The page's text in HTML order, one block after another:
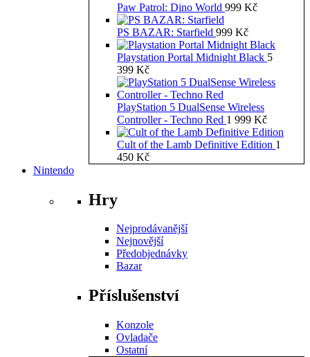
Paw Patrol: Dino World 999 Kč
PS BAZAR: Starfield 999 Kč
Playstation Portal Midnight Black 5
399 Kč
PlayStation 5 DualSense Wireless
Controller - Techno Red 1 999 Kč
Cult of the Lamb Definitive Edition 1
450 Kč
Nintendo
Hry
Nejprodávanější
Nejnovější
Předobjednávky
Bazar
Příslušenství
Konzole
Ovladače
Ostatní